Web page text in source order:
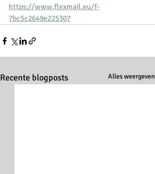
https://www.flexmail.eu/f-
7bc5c2649e225307
Recente blogposts Alles weergeven